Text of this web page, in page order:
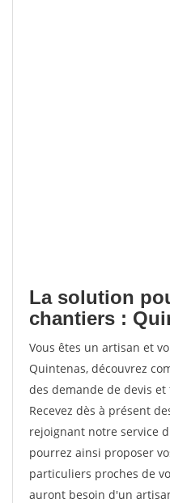
La solution
chantiers :
Vous êtes un artisan et
Quintenas, découvrez
des demande de devis
Recevez dès à présent
rejoignant notre service
pourrez ainsi proposer
particuliers proches de
auront besoin d'un